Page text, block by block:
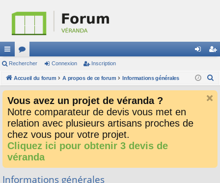
ac
co
ci
or
u
s
ne cri
Rechercher Connexion Inscription
Accueil du forum A propos de ce forum Informations générales
Vous avez un projet de véranda ?
Notre comparateur de devis vous met en
relation avec plusieurs artisans proches de
chez vous pour votre projet.
Cliquez ici pour obtenir 3 devis de
véranda
Informations générales